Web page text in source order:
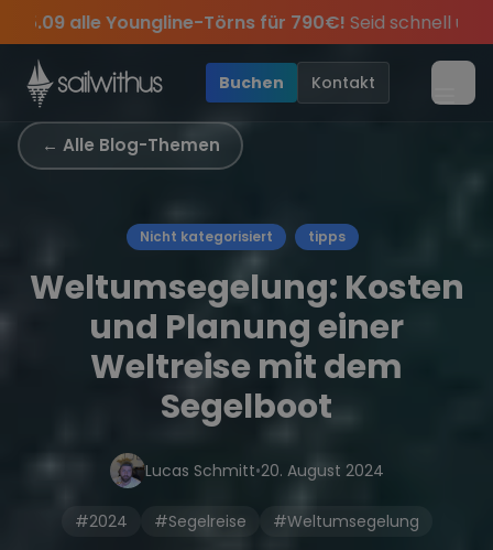
Skip to content
Sichere Dir jetztDein Meilenbuch und Deine
keineTörn-Updates, Insider-Tippsund
Season Closing Party 2026!Die Saison war
Buchen Kontakt
← Alle Blog-Themen
Nicht kategorisiert tipps
Weltumsegelung: Kosten
und Planung einer
Weltreise mit dem
Segelboot
Lucas Schmitt•20. August 2024
#2024 #Segelreise #Weltumsegelung